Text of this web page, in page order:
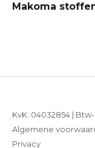
Makoma
KvK: 04032854 |
Algemene
Privacy